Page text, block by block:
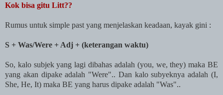
Kok bisa gitu Litt??
Rumus untuk simple past yang menjelaskan keadaan, kayak gini :
S + Was/Were + Adj + (keterangan waktu)
So, kalo subjek yang lagi dibahas adalah (you, we, they) maka BE
yang akan dipake adalah "Were".. Dan kalo subyeknya adalah (I,
She, He, It) maka BE yang harus dipake adalah "Was"..